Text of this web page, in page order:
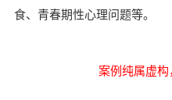
食、青春期性心理问题等。
案例纯属虚